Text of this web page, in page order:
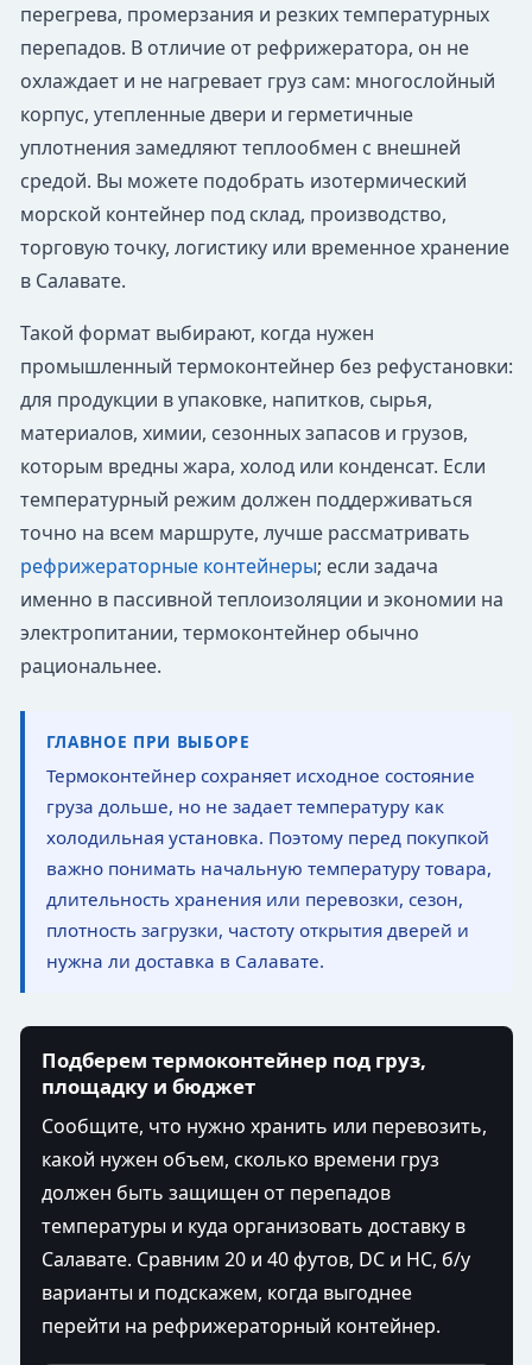
перегрева, промерзания и резких температурных
перепадов. В отличие от рефрижератора, он не
охлаждает и не нагревает груз сам: многослойный
корпус, утепленные двери и герметичные
уплотнения замедляют теплообмен с внешней
средой. Вы можете подобрать изотермический
морской контейнер под склад, производство,
торговую точку, логистику или временное хранение
в Салавате.
Такой формат выбирают, когда нужен
промышленный термоконтейнер без рефустановки:
для продукции в упаковке, напитков, сырья,
материалов, химии, сезонных запасов и грузов,
которым вредны жара, холод или конденсат. Если
температурный режим должен поддерживаться
точно на всем маршруте, лучше рассматривать
рефрижераторные контейнеры; если задача
именно в пассивной теплоизоляции и экономии на
электропитании, термоконтейнер обычно
рациональнее.
ГЛАВНОЕ ПРИ ВЫБОРЕ
Термоконтейнер сохраняет исходное состояние
груза дольше, но не задает температуру как
холодильная установка. Поэтому перед покупкой
важно понимать начальную температуру товара,
длительность хранения или перевозки, сезон,
плотность загрузки, частоту открытия дверей и
нужна ли доставка в Салавате.
Подберем термоконтейнер под груз,
площадку и бюджет
Сообщите, что нужно хранить или перевозить,
какой нужен объем, сколько времени груз
должен быть защищен от перепадов
температуры и куда организовать доставку в
Салавате. Сравним 20 и 40 футов, DC и HC, б/у
варианты и подскажем, когда выгоднее
перейти на рефрижераторный контейнер.